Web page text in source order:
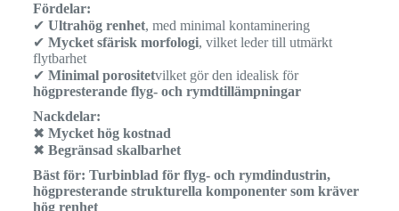
Fördelar:
✔ Ultrahög renhet, med minimal kontaminering
✔ Mycket sfärisk morfologi, vilket leder till utmärkt
flytbarhet
✔ Minimal porositetvilket gör den idealisk för
högpresterande flyg- och rymdtillämpningar
Nackdelar:
✖ Mycket hög kostnad
✖ Begränsad skalbarhet
Bäst för: Turbinblad för flyg- och rymdindustrin,
högpresterande strukturella komponenter som kräver
hög renhet